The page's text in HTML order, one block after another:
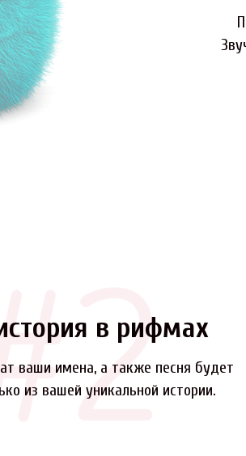
в рифмах
ваши имена, а также песня будет
из вашей уникальной истории.